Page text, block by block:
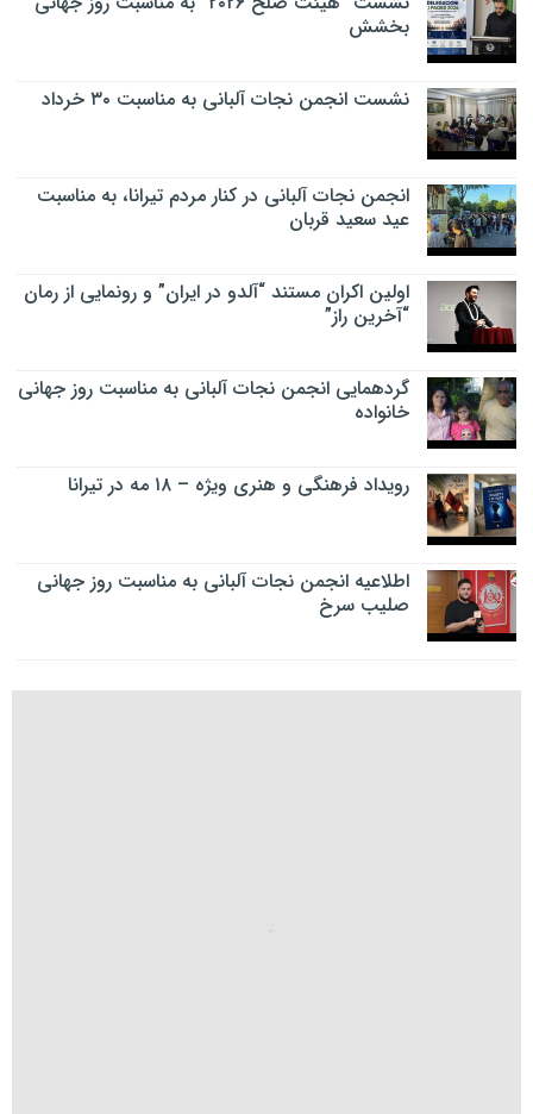
بخشش
نشست انجمن نجات آلبانی به مناسبت ۳۰ خرداد
انجمن نجات آلبانی در کنار مردم تیرانا، به مناسبت
عید سعید قربان
اولین اکران مستند “آلدو در ایران” و رونمایی از رمان
“آخرین راز”
گردهمایی انجمن نجات آلبانی به مناسبت روز جهانی
خانواده
رویداد فرهنگی و هنری ویژه – ۱۸ مه در تیرانا
اطلاعیه انجمن نجات آلبانی به مناسبت روز جهانی
صلیب سرخ